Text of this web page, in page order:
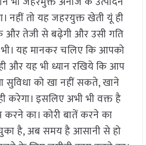
नहीं तो यह जहरयुक्त खेती यूं ही
और तेजी से बढ़ेगी और उसी गति
भी। यह मानकर चलिए कि आपको
ही और यह भी ध्यान रखिये कि आप
सुविधा को खा नहीं सकते, खाने
करेगा। इसलिए अभी भी वक्त है
करने का। कोरी बातें करने का
है, अब समय है आसानी से हो